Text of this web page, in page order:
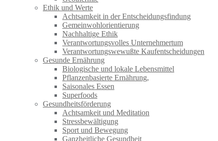
Ethik und Werte
Achtsamkeit in der Entscheidungsfindung
Gemeinwohlorientierung
Nachhaltige Ethik
Verantwortungsvolles Unternehmertum
Verantwortungswewußte Kaufentscheidungen
Gesunde Ernährung
Biologische und lokale Lebensmittel
Pflanzenbasierte Ernährung,
Saisonales Essen
Superfoods
Gesundheitsförderung
Achtsamkeit und Meditation
Stressbewältigung
Sport und Bewegung
Ganzheitliche Gesundheit